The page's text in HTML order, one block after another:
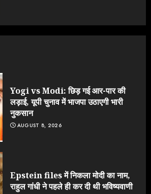
Yogi vs Modi: छिड़ गई आर-पार की
लड़ाई, यूपी चुनाव में भाजपा उठाएगी भारी
नुकसान
AUGUST 8, 2026
Epstein files में निकला मोदी का नाम,
राहुल गांधी ने पहले ही कर दी थी भविष्यवाणी
JULY 23, 2026